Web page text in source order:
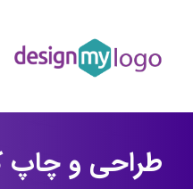
طراحی و چاپ